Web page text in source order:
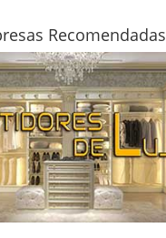
Recomendadas